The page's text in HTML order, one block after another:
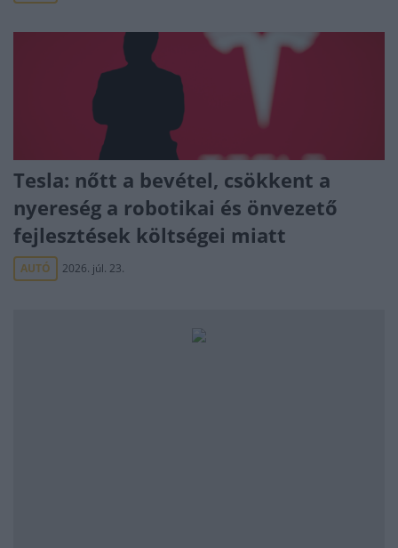
Tesla: nőtt a bevétel, csökkent a
nyereség a robotikai és önvezető
fejlesztések költségei miatt
AUTÓ 2026. júl. 23.